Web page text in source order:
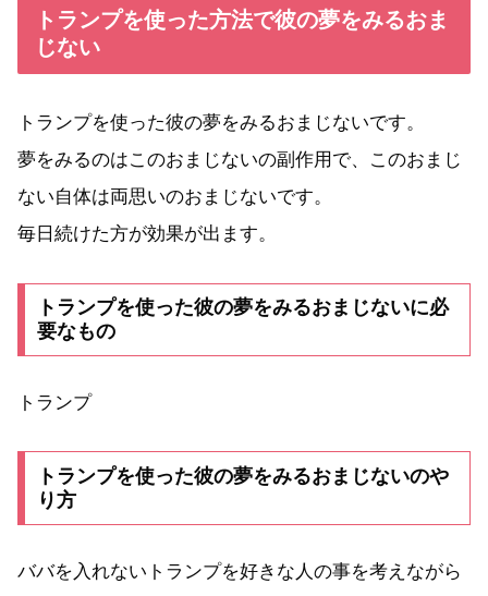
トランプを使った方法で彼の夢をみるおま
じない
トランプを使った彼の夢をみるおまじないです。
夢をみるのはこのおまじないの副作用で、このおまじ
ない自体は両思いのおまじないです。
毎日続けた方が効果が出ます。
トランプを使った彼の夢をみるおまじないに必
要なもの
トランプ
トランプを使った彼の夢をみるおまじないのや
り方
ババを入れないトランプを好きな人の事を考えながら